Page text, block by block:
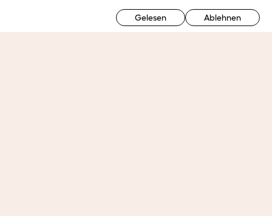
Ausbilden im Betrieb
Gelesen Ablehnen